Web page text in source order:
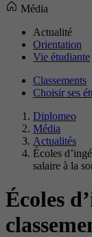
Média
Actualité
Orientation
Vie étudiante
Classements
Choisir ses
Diplomeo
Média
Actualités
Écoles
salaire à la
Écoles